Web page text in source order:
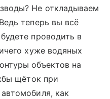
Не откладываем
теперь вы всё
проводить в
хуже водяных
объектов на
щёток при
как